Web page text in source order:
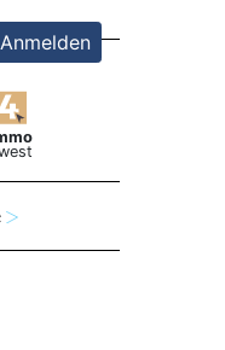
Anmelden